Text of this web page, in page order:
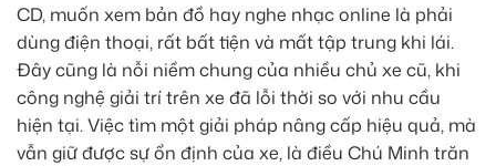
CD, muốn xem bản đồ hay nghe nhạc online là phải
dùng điện thoại, rất bất tiện và mất tập trung khi lái.
Đây cũng là nỗi niềm chung của nhiều chủ xe cũ, khi
công nghệ giải trí trên xe đã lỗi thời so với nhu cầu
hiện tại. Việc tìm một giải pháp nâng cấp hiệu quả, mà
vẫn giữ được sự ổn định của xe, là điều Chú Minh trăn